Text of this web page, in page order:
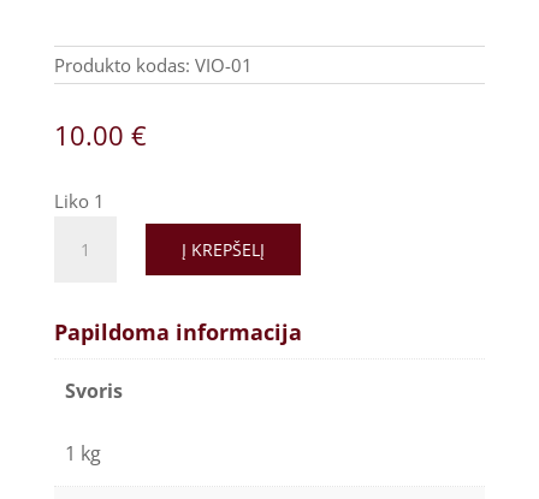
Produkto kodas: VIO-01
10.00 €
Liko 1
Į KREPŠELĮ
Papildoma informacija
Svoris
1 kg